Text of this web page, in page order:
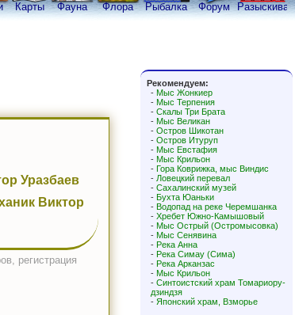
Карты Фауна Флора Рыбалка Форум
Уразбаев
Виктор
регистрация
Рекомендуем:
- Мыс Жонкиер
- Мыс Терпения
- Скалы Три Брата
- Мыс Великан
- Остров Шикотан
- Остров Итуруп
- Мыс Евстафия
- Мыс Крильон
- Гора Коврижка, мыс Виндис
- Ловецкий перевал
- Сахалинский музей
- Бухта Юаньки
- Водопад на реке Черемшанка
- Хребет Южно-Камышовый
- Мыс Острый (Остромысовка)
- Мыс Сенявина
- Река Анна
- Река Симау (Сима)
- Река Арканзас
- Мыс Крильон
- Синтоистский храм Томариору-
дзиндзя
- Японский храм, Взморье